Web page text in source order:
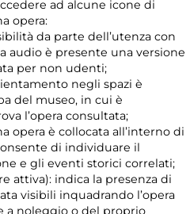
ad alcune icone di
opera:
da parte dell’utenza con
audio è presente una versione
per non udenti;
negli spazi è
del museo, in cui è
l’opera consultata;
opera è collocata all’interno di
di individuare il
e gli eventi storici correlati;
attiva): indica la presenza di
visibili inquadrando l’opera
a noleggio o del proprio